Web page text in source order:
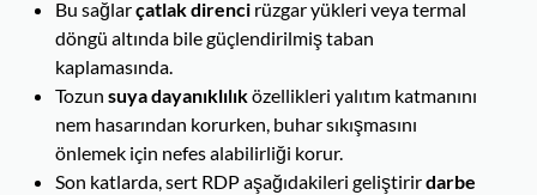
Bu sağlarçatlak direnci rüzgar yükleri veya termal
döngü altında bile güçlendirilmiş taban
kaplamasında.
Tozun suya dayanıklılıközellikleri yalıtım katmanını
nem hasarından korurken, buhar sıkışmasını
önlemek için nefes alabilirliği korur.
Son katlarda, sert RDP aşağıdakileri geliştirirdarbe